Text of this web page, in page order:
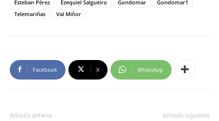
Esteban Pérez
Ezequiel Salgueiro Gondomar
Gondomar1
Telemariñas
Val Miñor
Facebook X WhatsApp
Artículo anterior Artículo siguiente